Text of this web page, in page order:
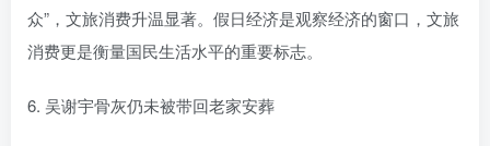
众”，文旅消费升温显著。假日经济是观察经济的窗口，文旅
消费更是衡量国民生活水平的重要标志。
6. 吴谢宇骨灰仍未被带回老家安葬